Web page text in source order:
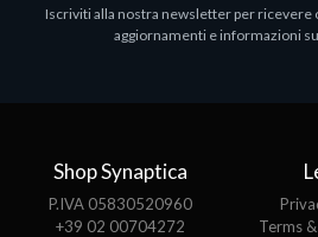
Iscriviti alla nostra newsletter per ricevere
aggiornamenti e informazioni
Shop Synaptica
P.IVA 05830520960
+39 02 00704272
Terms